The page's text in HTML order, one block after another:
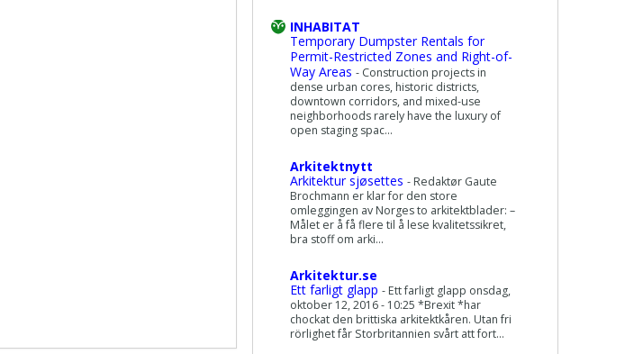
INHABITAT
Temporary Dumpster Rentals for
Permit-Restricted Zones and Right-of-
Way Areas - Construction projects in
dense urban cores, historic districts,
downtown corridors, and mixed-use
neighborhoods rarely have the luxury of
open staging spac...
Arkitektnytt
Arkitektur sjøsettes - Redaktør Gaute
Brochmann er klar for den store
omleggingen av Norges to arkitektblader: –
Målet er å få flere til å lese kvalitetssikret,
bra stoff om arki...
Arkitektur.se
Ett farligt glapp - Ett farligt glapp onsdag,
oktober 12, 2016 - 10:25 *Brexit *har
chockat den brittiska arkitektkåren. Utan fri
rörlighet får Storbritannien svårt att fort...